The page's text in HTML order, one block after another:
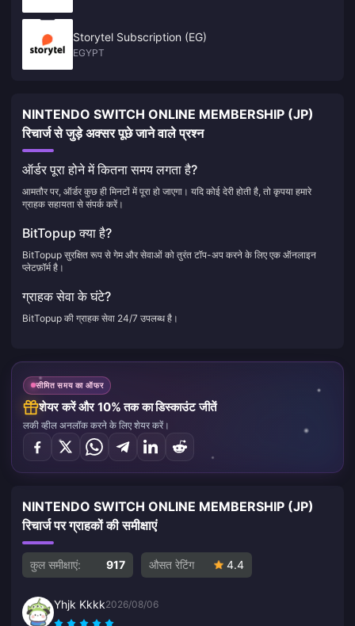
Storytel Subscription (EG)
EGYPT
NINTENDO SWITCH ONLINE MEMBERSHIP (JP)
रिचार्ज से जुड़े अक्सर पूछे जाने वाले प्रश्न
ऑर्डर पूरा होने में कितना समय लगता है?
आमतौर पर, ऑर्डर कुछ ही मिनटों में पूरा हो जाएगा। यदि कोई देरी होती है, तो कृपया हमारे
ग्राहक सहायता से संपर्क करें।
BitTopup क्या है?
BitTopup सुरक्षित रूप से गेम और सेवाओं को तुरंत टॉप-अप करने के लिए एक ऑनलाइन
प्लेटफ़ॉर्म है।
ग्राहक सेवा के घंटे?
BitTopup की ग्राहक सेवा 24/7 उपलब्ध है।
सीमित समय का ऑफर
शेयर करें और 10% तक का डिस्काउंट जीतें
लकी व्हील अनलॉक करने के लिए शेयर करें।
NINTENDO SWITCH ONLINE MEMBERSHIP (JP)
रिचार्ज पर ग्राहकों की समीक्षाएं
कुल समीक्षाएं: 917 औसत रेटिंग 4.4
Yhjk Kkkk2026/08/06